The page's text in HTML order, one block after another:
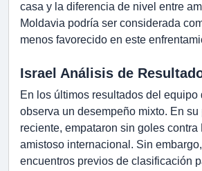
casa y la diferencia de nivel entre
Moldavia podría ser considerada
menos favorecido en este
Israel Análisis de
En los últimos resultados del equipo
observa un desempeño mixto. En su
reciente, empataron sin goles contra
amistoso internacional. Sin
encuentros previos de clasificación